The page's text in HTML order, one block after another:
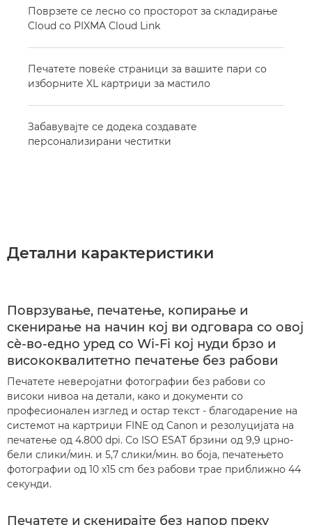
Поврзете се лесно со просторот за складирање
Cloud со PIXMA Cloud Link
Печатете повеќе страници за вашите пари со
изборните XL картриџи за мастило
Забавувајте се додека создавате
персонализирани честитки
Детални карактеристики
Поврзување, печатење, копирање и
скенирање на начин кој ви одговара со овој
сè-во-едно уред со Wi-Fi кој нуди брзо и
висококвалитетно печатење без рабови
Печатете неверојатни фотографии без рабови со
високи нивоа на детали, како и документи со
професионален изглед и остар текст - благодарение на
системот на картриџи FINE од Canon и резолуцијата на
печатење од 4.800 dpi. Со ISO ESAT брзини од 9,9 црно-
бели слики/мин. и 5,7 слики/мин. во боја, печатењето
фотографии од 10 x15 cm без рабови трае приближно 44
секунди.
Печатете и скенирајте без напор преку